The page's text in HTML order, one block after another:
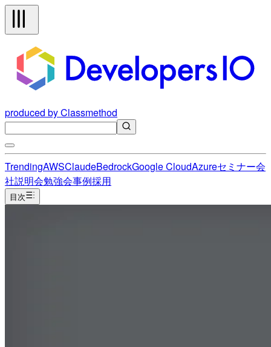
produced by Classmethod
TrendingAWSClaudeBedrockGoogle CloudAzureセミナー会
社説明会勉強会事例採用
目次